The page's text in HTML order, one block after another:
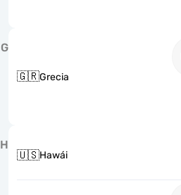
G
🇬🇷Grecia
H
🇺🇸Hawái